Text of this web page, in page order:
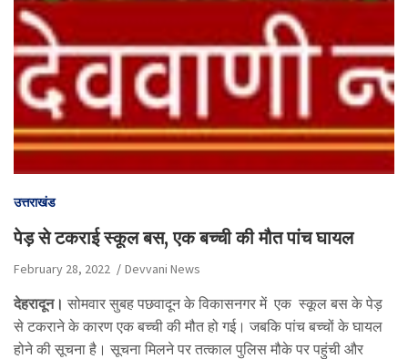
उत्तराखंड
पेड़ से टकराई स्कूल बस, एक बच्ची की मौत पांच घायल
February 28, 2022 Devvani News
देहरादून। सोमवार सुबह पछवादून के विकासनगर में एक स्कूल बस के पेड़
से टकराने के कारण एक बच्ची की मौत हो गई। जबकि पांच बच्चों के घायल
होने की सूचना है। सूचना मिलने पर तत्काल पुलिस मौके पर पहुंची और